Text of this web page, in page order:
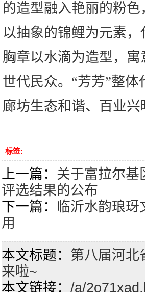
的造型融入艳丽的粉
以抽象的锦鲤为元素
胸章以水滴为造型，
世代民众。“芳芳”整
廊坊生态和谐、百业
标签:
上一篇： 关于富拉尔基
评选结果的公布
下一篇： 临沂水韵琅玡
用
本文标题： 第八届河北
来啦~
本文链接： /a/